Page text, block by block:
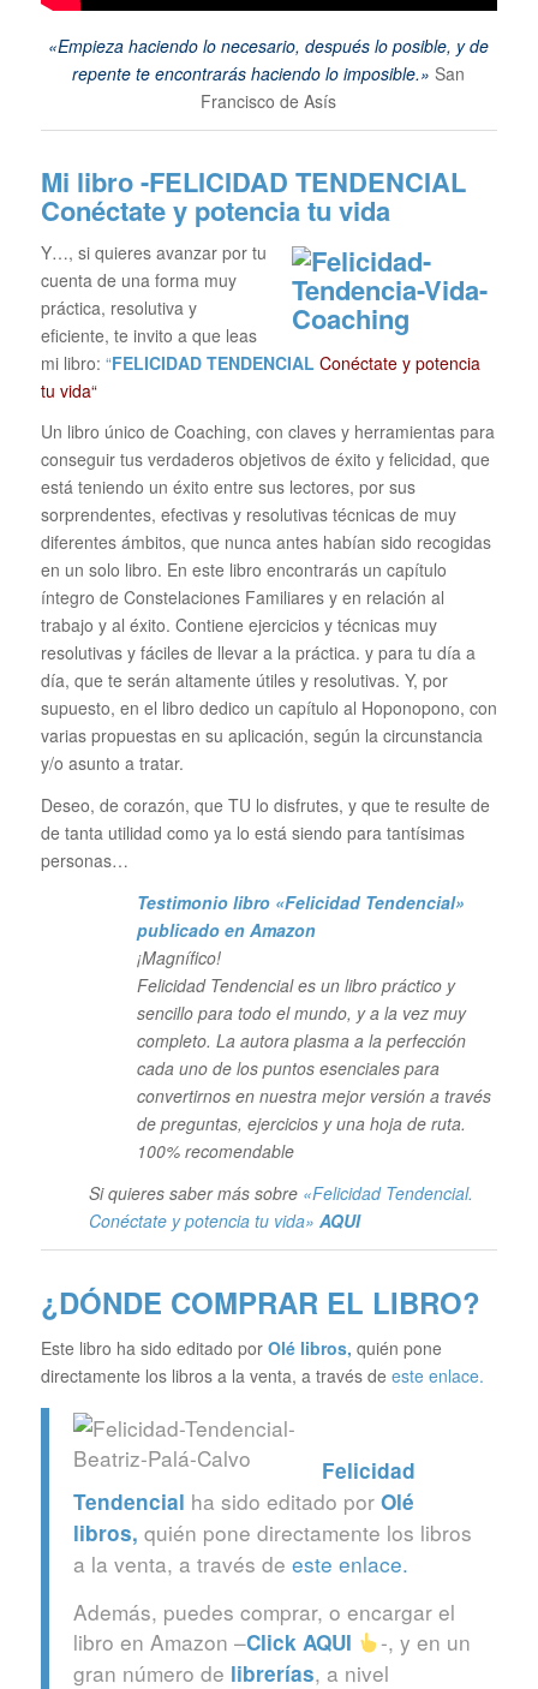
«Empieza haciendo lo necesario, después lo posible, y de
repente te encontrarás haciendo lo imposible.» San
Francisco de Asís
Mi libro -FELICIDAD TENDENCIAL
Conéctate y potencia tu vida
Y…, si quieres avanzar por tu
cuenta de una forma muy
práctica, resolutiva y
eficiente, te invito a que leas
mi libro: “FELICIDAD TENDENCIAL Conéctate y potencia
tu vida“
Un libro único de Coaching, con claves y herramientas para
conseguir tus verdaderos objetivos de éxito y felicidad, que
está teniendo un éxito entre sus lectores, por sus
sorprendentes, efectivas y resolutivas técnicas de muy
diferentes ámbitos, que nunca antes habían sido recogidas
en un solo libro. En este libro encontrarás un capítulo
íntegro de Constelaciones Familiares y en relación al
trabajo y al éxito. Contiene ejercicios y técnicas muy
resolutivas y fáciles de llevar a la práctica. y para tu día a
día, que te serán altamente útiles y resolutivas. Y, por
supuesto, en el libro dedico un capítulo al Hoponopono, con
varias propuestas en su aplicación, según la circunstancia
y/o asunto a tratar.
Deseo, de corazón, que TU lo disfrutes, y que te resulte de
de tanta utilidad como ya lo está siendo para tantísimas
personas…
Testimonio libro «Felicidad Tendencial»
publicado en Amazon
¡Magnífico!
Felicidad Tendencial es un libro práctico y
sencillo para todo el mundo, y a la vez muy
completo. La autora plasma a la perfección
cada uno de los puntos esenciales para
convertirnos en nuestra mejor versión a través
de preguntas, ejercicios y una hoja de ruta.
100% recomendable
Si quieres saber más sobre «Felicidad Tendencial.
Conéctate y potencia tu vida» AQUI
¿DÓNDE COMPRAR EL LIBRO?
Este libro ha sido editado por Olé libros, quién pone
directamente los libros a la venta, a través de este enlace.
Felicidad
Tendencial ha sido editado por Olé
libros, quién pone directamente los libros
a la venta, a través de este enlace.
Además, puedes comprar, o encargar el
libro en Amazon –Click AQUI
-, y en un
gran número de librerías, a nivel